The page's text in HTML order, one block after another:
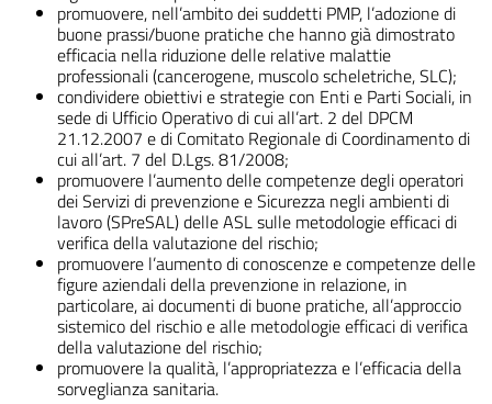
promuovere, nell’ambito dei suddetti PMP, l’adozione di
buone prassi/buone pratiche che hanno già dimostrato
efficacia nella riduzione delle relative malattie
professionali (cancerogene, muscolo scheletriche, SLC);
condividere obiettivi e strategie con Enti e Parti Sociali, in
sede di Ufficio Operativo di cui all’art. 2 del DPCM
21.12.2007 e di Comitato Regionale di Coordinamento di
cui all’art. 7 del D.Lgs. 81/2008;
promuovere l’aumento delle competenze degli operatori
dei Servizi di prevenzione e Sicurezza negli ambienti di
lavoro (SPreSAL) delle ASL sulle metodologie efficaci di
verifica della valutazione del rischio;
promuovere l’aumento di conoscenze e competenze delle
figure aziendali della prevenzione in relazione, in
particolare, ai documenti di buone pratiche, all’approccio
sistemico del rischio e alle metodologie efficaci di verifica
della valutazione del rischio;
promuovere la qualità, l’appropriatezza e l’efficacia della
sorveglianza sanitaria.